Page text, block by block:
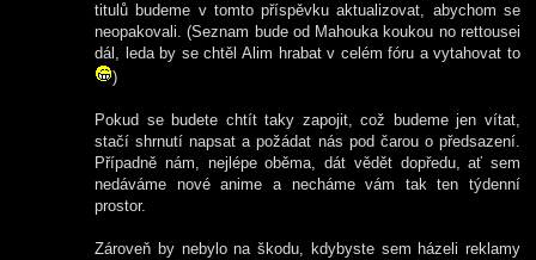
titulů budeme v tomto příspěvku aktualizovat, abychom se
neopakovali. (Seznam bude od Mahouka koukou no rettousei
dál, leda by se chtěl Alim hrabat v celém fóru a vytahovat to
)
Pokud se budete chtít taky zapojit, což budeme jen vítat,
stačí shrnutí napsat a požádat nás pod čarou o předsazení.
Případně nám, nejlépe oběma, dát vědět dopředu, ať sem
nedáváme nové anime a necháme vám tak ten týdenní
prostor.
Zároveň by nebylo na škodu, kdybyste sem házeli reklamy